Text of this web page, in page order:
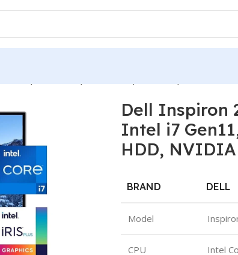
16GB RAM, 512GB SSD, 1TB HDD, NVIDIA
Dell Inspiron
Intel i7
HDD, NVIDIA
BRAND DELL
Model
CPU Intel